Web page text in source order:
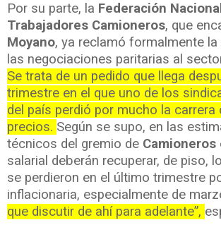
Por su parte, la Federación
Trabajadores Camioneros, que
Moyano, ya reclamó formalmente la
las negociaciones paritarias al
Se trata de un pedido que llega
trimestre en el que uno de los
del país perdió por mucho la carrera
precios. Según se supo, en las
técnicos del gremio de Camioneros
salarial deberán recuperar, de piso,
se perdieron en el último trimestre
inflacionaria, especialmente de
que discutir de ahí para adelante”,